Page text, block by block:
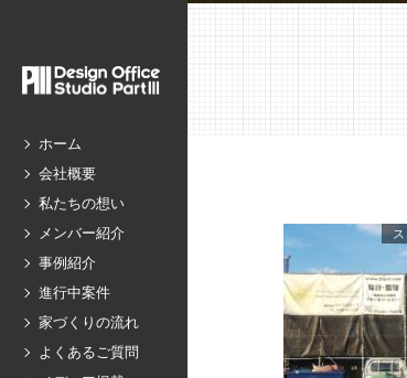
ホーム
会社概要
私たちの想い
メンバー紹介
事例紹介
進行中案件
家づくりの流れ
よくあるご質問